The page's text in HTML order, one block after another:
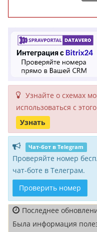
Узнайте о схемах
исполь­зоваться с
Узнать
Чат-бот в Telegram
Проверяйте номер
чат-боте в Телеграм.
Проверить номер
Последнее
Была информация